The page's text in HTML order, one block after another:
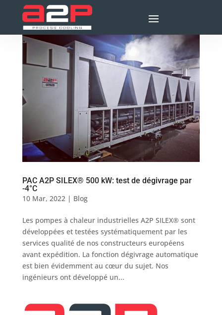
PAC A2P SILEX® 500 kW: test de dégivrage par
-4°C
10 Mar, 2022 | Blog
Les pompes à chaleur industrielles A2P SILEX® sont
développées et testées systématiquement par les
services qualité de nos constructeurs européens
avant expédition. La fonction dégivrage automatique
est bien évidemment au cœur du sujet. Nos
ingénieurs ont développé un...